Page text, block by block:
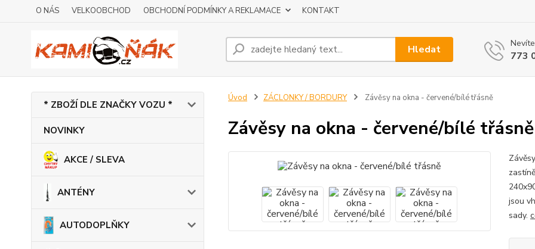
O NÁS VELKOOBCHOD OBCHODNÍ PODMÍNKY A REKLAMACE KONTAKT
Hledat
773
* ZBOŽÍ DLE ZNAČKY VOZU *
NOVINKY
AKCE / SLEVA
ANTÉNY
AUTODOPLŇKY
Úvod ZÁCLONKY / BORDURY Závěsy na okna - červené/bílé třásně
Závěsy na okna - červené/bílé třásně
jsou
sady.